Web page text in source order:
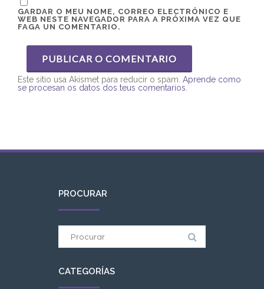
GARDAR O MEU NOME, CORREO ELECTRÓNICO E
WEB NESTE NAVEGADOR PARA A PRÓXIMA VEZ QUE
FAGA UN COMENTARIO.
Este sitio usa Akismet para reducir o spam. Aprende como
se procesan os datos dos teus comentarios
PROCURAR
CATEGORÍAS